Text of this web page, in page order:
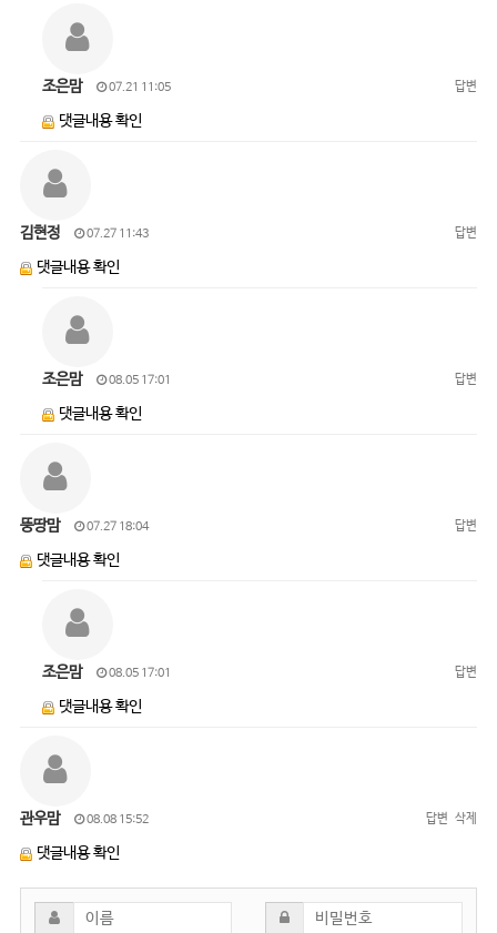
조은맘 07.21 11:05 답변
댓글내용 확인
김현정 07.27 11:43 답변
댓글내용 확인
조은맘 08.05 17:01 답변
댓글내용 확인
뚱땅맘 07.27 18:04 답변
댓글내용 확인
조은맘 08.05 17:01 답변
댓글내용 확인
관우맘 08.08 15:52 답변 삭제
댓글내용 확인